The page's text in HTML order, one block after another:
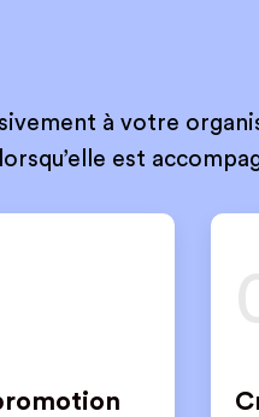
à votre
est